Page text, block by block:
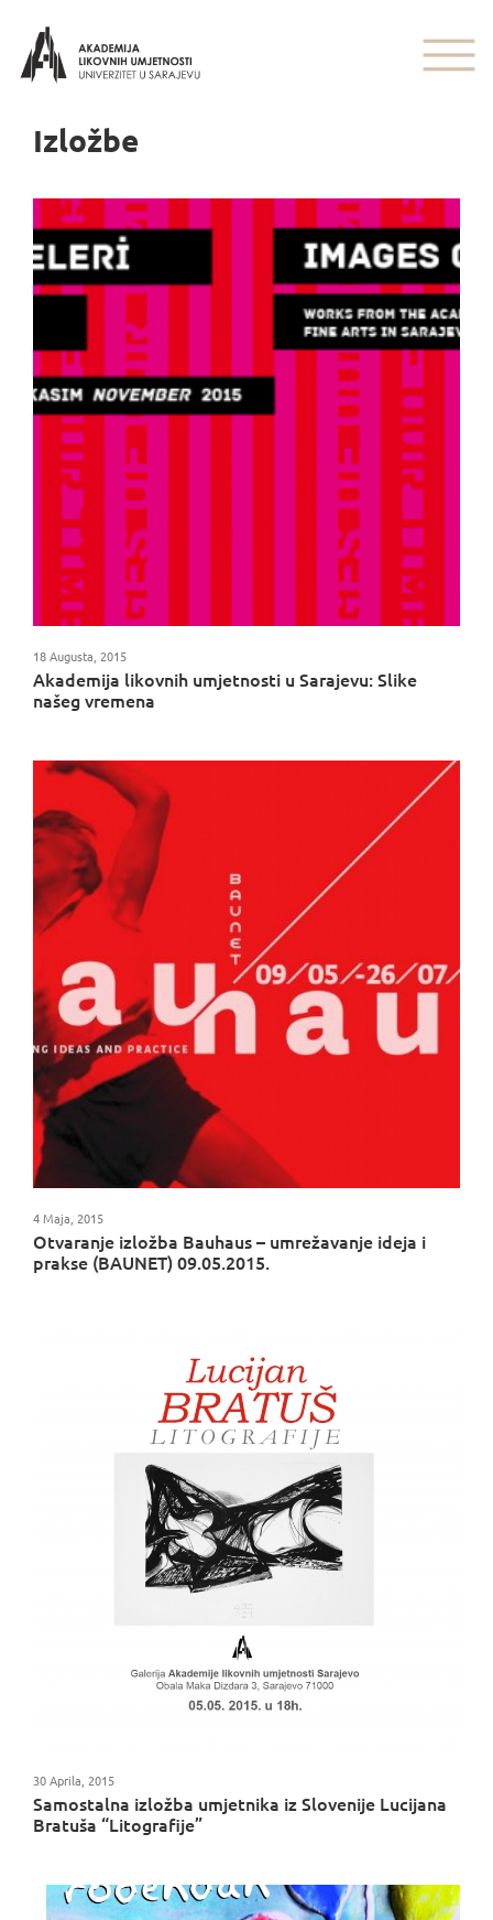
Izložbe
Akademija likovnih umjetnosti u Sarajevu: Slike
našeg vremena
18 Augusta, 2015
Otvaranje izložba Bauhaus – umrežavanje ideja i
prakse (BAUNET) 09.05.2015.
4 Maja, 2015
Samostalna izložba umjetnika iz Slovenije Lucijana
Bratuša “Litografije”
30 Aprila, 2015